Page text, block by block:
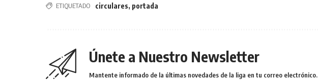
ETIQUETADO circulares, portada
Únete a Nuestro Newsletter
Mantente informado de la últimas novedades de la liga en tu correo electrónico.